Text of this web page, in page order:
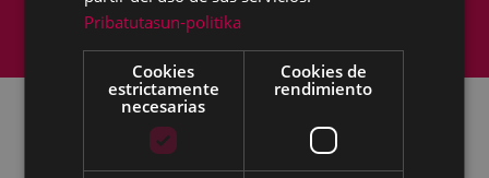
Política de cookies
Accesibilidad
Todas las redes sociales del Ayuntamiento
Pribatutasun-politika
Cookies
estrictamente
necesarias
Cookies de
rendimiento